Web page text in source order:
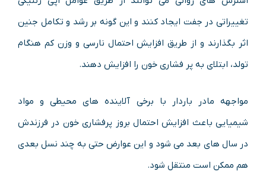
تغییراتی در جفت ایجاد کنند و این گونه بر رشد و تکامل جنین
اثر بگذارند و از طریق افزایش احتمال نارسی و وزن کم هنگام
تولد، ابتلای به پر فشاری خون را افزایش دهند.
مواجهه مادر باردار با برخی آلاینده های محیطی و مواد
شیمیایی باعث افزایش احتمال بروز پرفشاری خون در فرزندش
در سال های بعد می شود و این عوارض حتی به چند نسل بعدی
هم ممکن است منتقل شود.